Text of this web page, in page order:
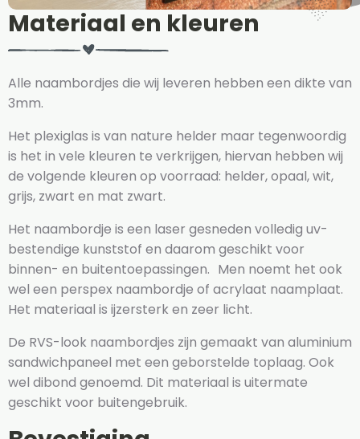
Materiaal en kleuren
Alle naambordjes die wij leveren hebben een dikte van
3mm.
Het plexiglas is van nature helder maar tegenwoordig
is het in vele kleuren te verkrijgen, hiervan hebben wij
de volgende kleuren op voorraad: helder, opaal, wit,
grijs, zwart en mat zwart.
Het naambordje is een laser gesneden volledig uv-
bestendige kunststof en daarom geschikt voor
binnen- en buitentoepassingen. Men noemt het ook
wel een perspex naambordje of acrylaat naamplaat.
Het materiaal is ijzersterk en zeer licht.
De RVS-look naambordjes zijn gemaakt van aluminium
sandwichpaneel met een geborstelde toplaag. Ook
wel dibond genoemd. Dit materiaal is uitermate
geschikt voor buitengebruik.